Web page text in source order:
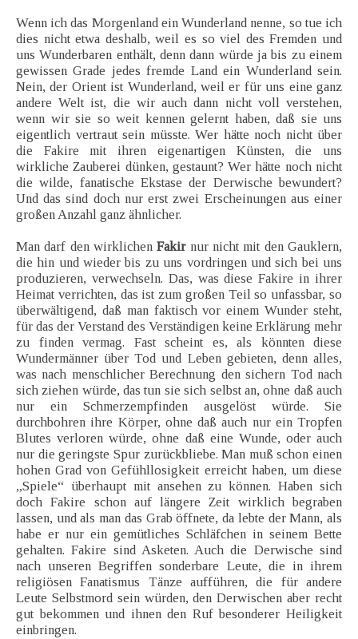
Wenn ich das Morgenland ein Wunderland nenne, so tue ich
dies nicht etwa deshalb, weil es so viel des Fremden und
uns Wunderbaren enthält, denn dann würde ja bis zu einem
gewissen Grade jedes fremde Land ein Wunderland sein.
Nein, der Orient ist Wunderland, weil er für uns eine ganz
andere Welt ist, die wir auch dann nicht voll verstehen,
wenn wir sie so weit kennen gelernt haben, daß sie uns
eigentlich vertraut sein müsste. Wer hätte noch nicht über
die Fakire mit ihren eigenartigen Künsten, die uns
wirkliche Zauberei dünken, gestaunt? Wer hätte noch nicht
die wilde, fanatische Ekstase der Derwische bewundert?
Und das sind doch nur erst zwei Erscheinungen aus einer
großen Anzahl ganz ähnlicher.
Man darf den wirklichenFakirnur nicht mit den Gauklern,
die hin und wieder bis zu uns vordringen und sich bei uns
produzieren, verwechseln. Das, was diese Fakire in ihrer
Heimat verrichten, das ist zum großen Teil so unfassbar, so
überwältigend, daß man faktisch vor einem Wunder steht,
für das der Verstand des Verständigen keine Erklärung mehr
zu finden vermag. Fast scheint es, als könnten diese
Wundermänner über Tod und Leben gebieten, denn alles,
was nach menschlicher Berechnung den sichern Tod nach
sich ziehen würde, das tun sie sich selbst an, ohne daß auch
nur ein Schmerzempfinden ausgelöst würde. Sie
durchbohren ihre Körper, ohne daß auch nur ein Tropfen
Blutes verloren würde, ohne daß eine Wunde, oder auch
nur die geringste Spur zurückbliebe. Man muß schon einen
hohen Grad von Gefühllosigkeit erreicht haben, um diese
„Spiele“ überhaupt mit ansehen zu können. Haben sich
doch Fakire schon auf längere Zeit wirklich begraben
lassen, und als man das Grab öffnete, da lebte der Mann, als
habe er nur ein gemütliches Schläfchen in seinem Bette
gehalten. Fakire sind Asketen. Auch die Derwische sind
nach unseren Begriffen sonderbare Leute, die in ihrem
religiösen Fanatismus Tänze aufführen, die für andere
Leute Selbstmord sein würden, den Derwischen aber recht
gut bekommen und ihnen den Ruf besonderer Heiligkeit
einbringen.